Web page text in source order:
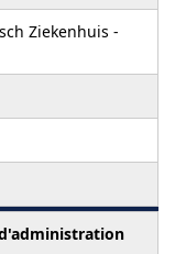
Ziekenhuis -